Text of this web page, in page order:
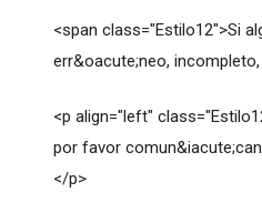
<span class="Estilo12">Si
err&oacute;neo,
<p align="left"
por favor
</p>